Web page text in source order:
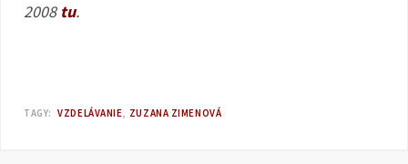
2008 tu.
TAGY: VZDELÁVANIE ZUZANA ZIMENOVÁ